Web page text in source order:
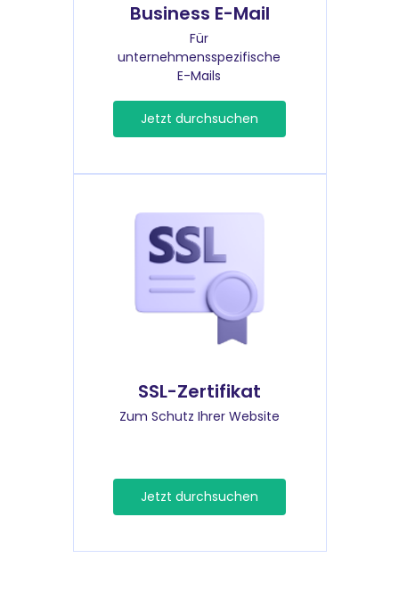
Business E-Mail
Für
unternehmensspezifische
E-Mails
Jetzt durchsuchen
SSL-Zertifikat
Zum Schutz Ihrer Website
Jetzt durchsuchen